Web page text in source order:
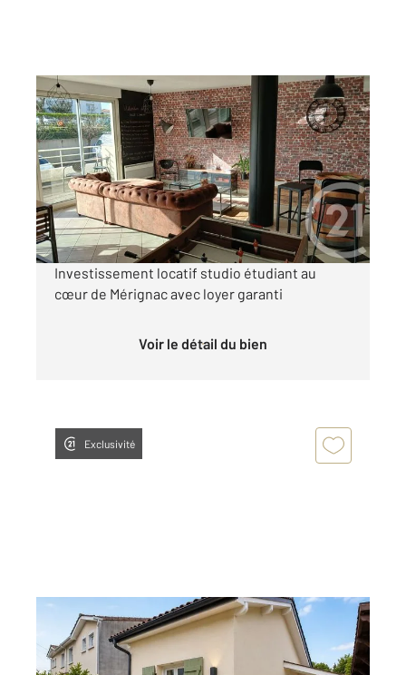
MERIGNAC 33
18 m2, 1 pièce
Ref : 14853
Appartement Studio à vendre
50 000 €
Visiter le site dédié
Investissement locatif studio étudiant au
cœur de Mérignac avec loyer garanti
Voir le détail du bien
Exclusivité
MERIGNAC 33
71 m2 , 3 pièces
Ref : 14995